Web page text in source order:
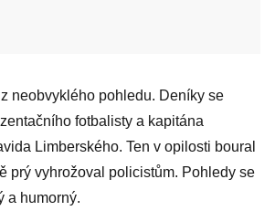
neobvyklého pohledu. Deníky se
fotbalisty a kapitána
Limberského. Ten v opilosti boural
prý vyhrožoval policistům. Pohledy se
a humorný.